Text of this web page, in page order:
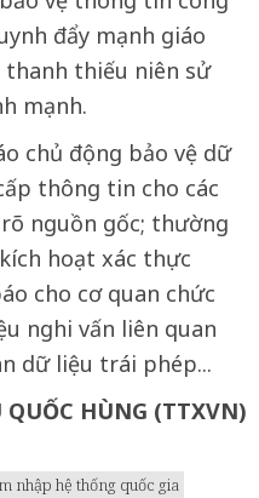
đẩy mạnh giáo
thanh thiếu niên sử
mạnh.
chủ động bảo vệ dữ
thông tin cho các
nguồn gốc; thường
hoạt xác thực
cho cơ quan chức
nghi vấn liên quan
dữ liệu trái phép...
QUỐC HÙNG (TTXVN)
nhập hệ thống quốc gia